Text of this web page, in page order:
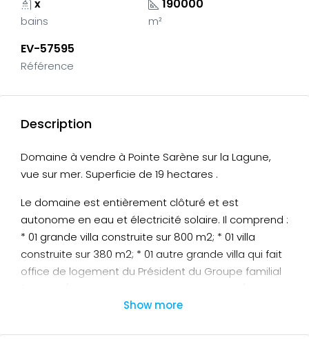
x
bains
190000
m²
EV-57595
Référence
Description
Domaine à vendre à Pointe Sarène sur la Lagune,
vue sur mer. Superficie de 19 hectares .
Le domaine est entièrement clôturé et est
autonome en eau et électricité solaire. Il comprend :
* 01 grande villa construite sur 800 m2; * 01 villa
construite sur 380 m2; * 01 autre grande villa qui fait
office de logement du Président du Groupe familial
logement du gardien qui est construit sur 100 m2. Il
Show more